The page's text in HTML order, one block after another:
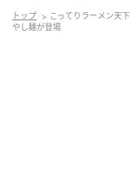
トップ
こってりラーメン天
やし麺が登場